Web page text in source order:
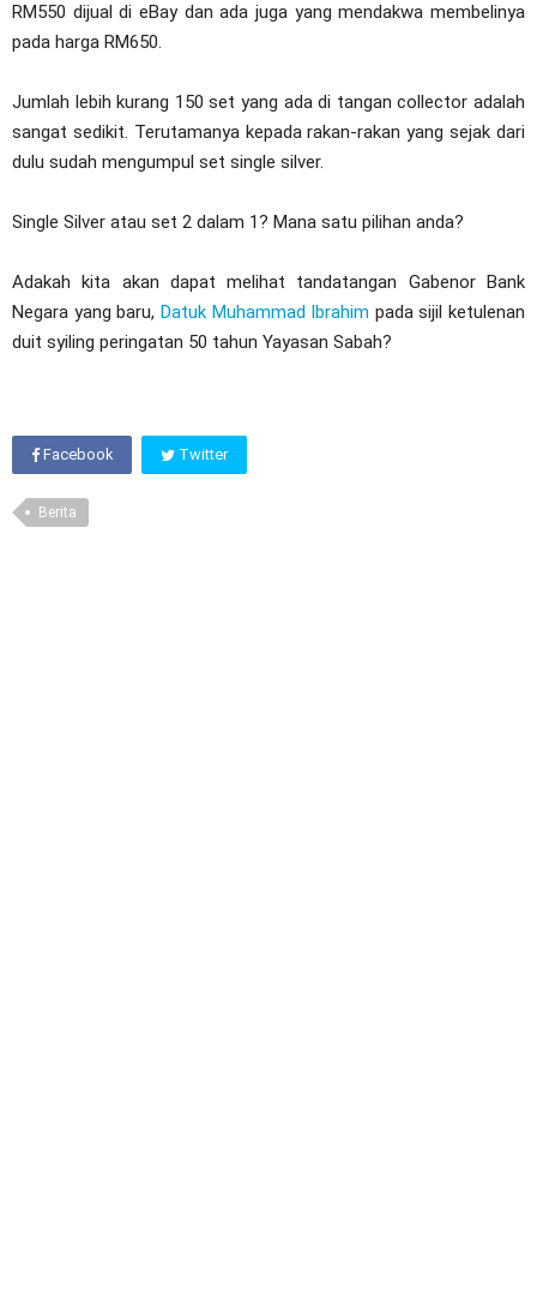
RM550 dijual di eBay dan ada juga yang mendakwa membelinya
pada harga RM650.
Jumlah lebih kurang 150 set yang ada di tangan collector adalah
sangat sedikit. Terutamanya kepada rakan-rakan yang sejak dari
dulu sudah mengumpul set single silver.
Single Silver atau set 2 dalam 1? Mana satu pilihan anda?
Adakah kita akan dapat melihat tandatangan Gabenor Bank
Negara yang baru, Datuk Muhammad Ibrahim pada sijil ketulenan
duit syiling peringatan 50 tahun Yayasan Sabah?
Facebook Twitter
Berita